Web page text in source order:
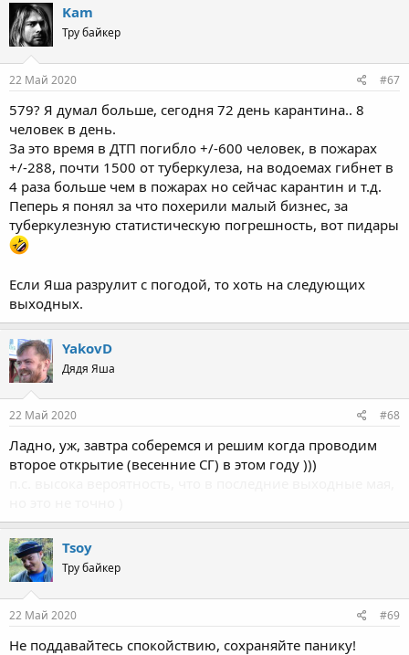
c
t
i
o
n
s
Kam
Тру байкер
22 Май 2020 #67
579? Я думал больше, cегодня 72 день карантина.. 8
человек в день.
За это время в ДТП погибло +/-600 человек, в пожарах
+/-288, почти 1500 от туберкулеза, на водоемах гибнет в
4 раза больше чем в пожарах но сейчас карантин и т.д.
Пеперь я понял за что похерили малый бизнес, за
туберкулезную статистическую погрешность, вот пидары
Если Яша разрулит с погодой, то хоть на следующих
выходных.
YakovD
Дядя Яша
22 Май 2020 #68
Ладно, уж, завтра соберемся и решим когда проводим
второе открытие (весенние СГ) в этом году )))
Tsoy
Тру байкер
22 Май 2020 #69
Не поддавайтесь спокойствию, сохраняйте панику!